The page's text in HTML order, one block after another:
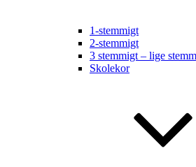
1-stemmigt
2-stemmigt
3 stemmigt – lige
Skolekor